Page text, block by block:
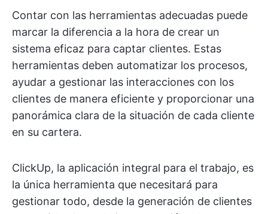
Contar con las herramientas adecuadas puede
marcar la diferencia a la hora de crear un
sistema eficaz para captar clientes. Estas
herramientas deben automatizar los procesos,
ayudar a gestionar las interacciones con los
clientes de manera eficiente y proporcionar una
panorámica clara de la situación de cada cliente
en su cartera.
ClickUp, la aplicación integral para el trabajo, es
la única herramienta que necesitará para
gestionar todo, desde la generación de clientes